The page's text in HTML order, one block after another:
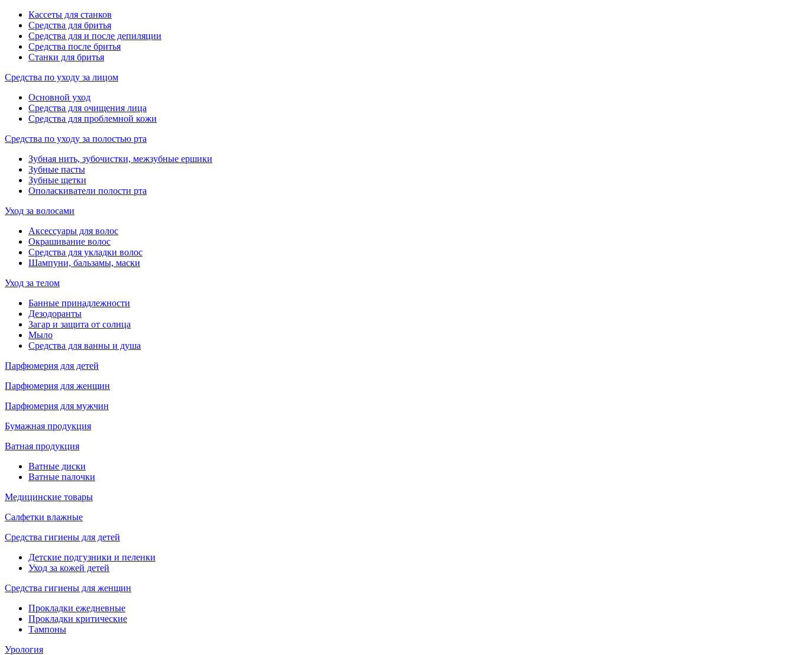
Кассеты для станков
Средства для бритья
Средства для и после депиляции
Средства после бритья
Станки для бритья
Средства по уходу за лицом
Основной уход
Средства для очищения лица
Средства для проблемной кожи
Средства по уходу за полостью рта
Зубная нить, зубочистки, межзубные ершики
Зубные пасты
Зубные щетки
Ополаскиватели полости рта
Уход за волосами
Аксессуары для волос
Окрашивание волос
Средства для укладки волос
Шампуни, бальзамы, маски
Уход за телом
Банные принадлежности
Дезодоранты
Загар и защита от солнца
Мыло
Средства для ванны и душа
Парфюмерия для детей
Парфюмерия для женщин
Парфюмерия для мужчин
Бумажная продукция
Ватная продукция
Ватные диски
Ватные палочки
Медицинские товары
Салфетки влажные
Средства гигиены для детей
Детские подгузники и пеленки
Уход за кожей детей
Средства гигиены для женщин
Прокладки ежедневные
Прокладки критические
Тампоны
Урология